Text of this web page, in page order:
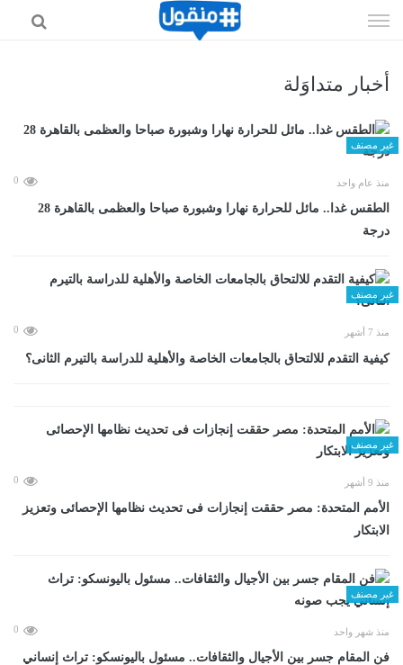
الى
أخبار متداوَلة
غير مصنف
منذ عام واحد 0
الطقس غدا.. مائل للحرارة نهارا وشبورة صباحا والعظمى بالقاهرة 28
درجة
غير مصنف
منذ 7 أشهر 0
كيفية التقدم للالتحاق بالجامعات الخاصة والأهلية للدراسة بالتيرم الثانى؟
غير مصنف
منذ 9 أشهر 0
الأمم المتحدة: مصر حققت إنجازات فى تحديث نظامها الإحصائى وتعزيز
الابتكار
غير مصنف
منذ شهر واحد 0
فن المقام جسر بين الأجيال والثقافات.. مسئول باليونسكو: تراث إنساني